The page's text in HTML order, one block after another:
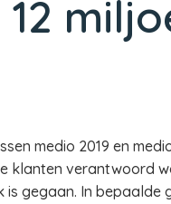
medio 2019 en
verantwoord
gegaan. In bepaalde